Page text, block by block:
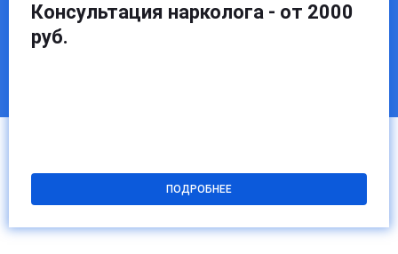
Консультация нарколога - от 2000
руб.
ПОДРОБНЕЕ